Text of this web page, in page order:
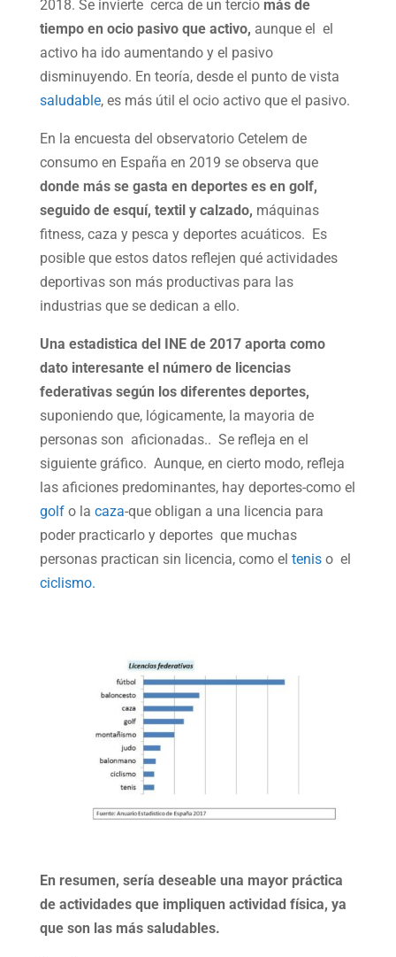
2018. Se invierte cerca de un terciomás de
tiempo en ocio pasivo que activo, aunque el el
activo ha ido aumentando y el pasivo
disminuyendo. En teoría, desde el punto de vista
saludable, es más útil el ocio activo que el pasivo.
En la encuesta del observatorio Cetelem de
consumo en España en 2019 se observa que
donde más se gasta en deportes es en golf,
seguido de esquí, textil y calzado, máquinas
fitness, caza y pesca y deportes acuáticos. Es
posible que estos datos reflejen qué actividades
deportivas son más productivas para las
industrias que se dedican a ello.
Una estadistica del INE de 2017 aporta como
dato interesante el número de licencias
federativas según los diferentes deportes,
suponiendo que, lógicamente, la mayoria de
personas son aficionadas.. Se refleja en el
siguiente gráfico. Aunque, en cierto modo, refleja
las aficiones predominantes, hay deportes-como el
golfo la caza-que obligan a una licencia para
poder practicarlo y deportes que muchas
personas practican sin licencia, como el teniso el
ciclismo.
En resumen, sería deseable una mayor práctica
de actividades que impliquen actividad física, ya
que son las más saludables.